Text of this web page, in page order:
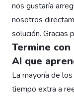
nos gustaría
nosotros
solución. Gracias
Termine
AI que
La mayoría de
tiempo extra a